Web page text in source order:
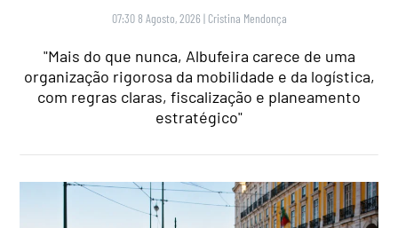
07:30 8 Agosto, 2026 | Cristina Mendonça
"Mais do que nunca, Albufeira carece de uma
organização rigorosa da mobilidade e da logística,
com regras claras, fiscalização e planeamento
estratégico"